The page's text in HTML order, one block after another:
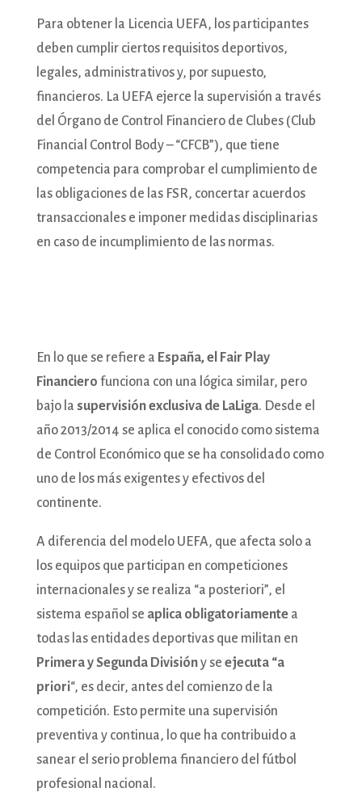
Para obtener la Licencia UEFA, los participantes
deben cumplir ciertos requisitos deportivos,
legales, administrativos y, por supuesto,
financieros. La UEFA ejerce la supervisión a través
del Órgano de Control Financiero de Clubes (Club
Financial Control Body – “CFCB”), que tiene
competencia para comprobar el cumplimiento de
las obligaciones de las FSR, concertar acuerdos
transaccionales e imponer medidas disciplinarias
en caso de incumplimiento de las normas.
En lo que se refiere a España, el Fair Play
Financiero funciona con una lógica similar, pero
bajo la supervisión exclusiva de LaLiga. Desde el
año 2013/2014 se aplica el conocido como sistema
de Control Económico que se ha consolidado como
uno de los más exigentes y efectivos del
continente.
A diferencia del modelo UEFA, que afecta solo a
los equipos que participan en competiciones
internacionales y se realiza “a posteriori”, el
sistema español se aplica obligatoriamentea
todas las entidades deportivas que militan en
Primera y Segunda Divisióny se ejecuta “a
priori“, es decir, antes del comienzo de la
competición. Esto permite una supervisión
preventiva y continua, lo que ha contribuido a
sanear el serio problema financiero del fútbol
profesional nacional.